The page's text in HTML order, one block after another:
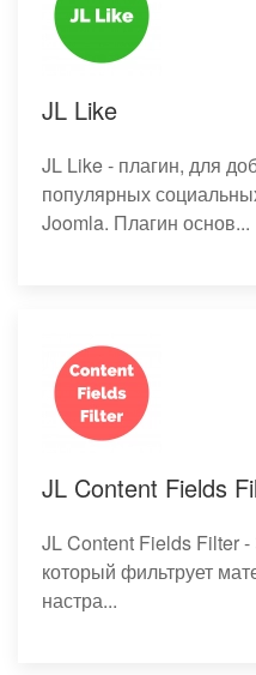
JL Like
JL Like - плагин, для
популярных
Joomla. Плагин основ...
JL Content Fields
JL Content Fields Filter
который фильтрует
настра...